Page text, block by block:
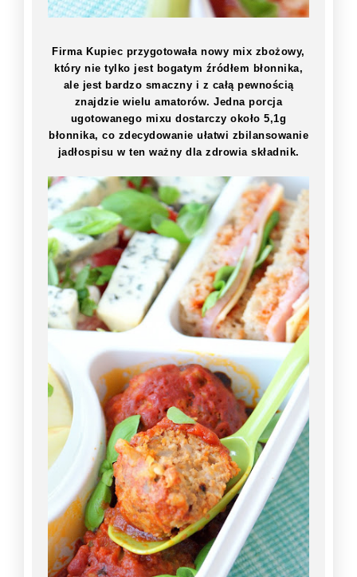
Firma Kupiec przygotowała nowy mix zbożowy,
który nie tylko jest bogatym źródłem błonnika,
ale jest bardzo smaczny i z całą pewnością
znajdzie wielu amatorów. Jedna porcja
ugotowanego mixu dostarczy około 5,1g
błonnika, co zdecydowanie ułatwi zbilansowanie
jadłospisu w ten ważny dla zdrowia składnik.